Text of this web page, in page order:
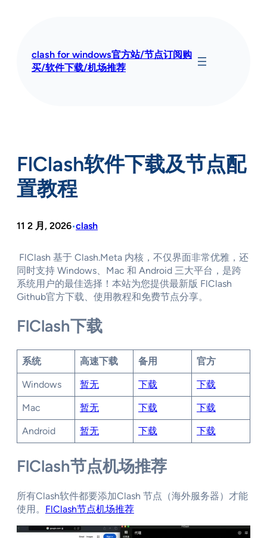
clash for windows官方站/节点订阅购
买/软件下载/机场推荐
FlClash软件下载及节点配
置教程
11 2 月, 2026•clash
FlClash 基于 Clash.Meta 内核，不仅界面非常优雅，还
同时支持 Windows、Mac 和 Android 三大平台，是跨
系统用户的最佳选择！本站为您提供最新版 FlClash
Github官方下载、使用教程和免费节点分享。
FlClash下载
系统 高速下载 备用 官方
Windows 暂无 下载 下载
Mac 暂无 下载 下载
Android 暂无 下载 下载
FlClash节点机场推荐
所有Clash软件都要添加Clash 节点（海外服务器）才能
使用。 FlClash节点机场推荐